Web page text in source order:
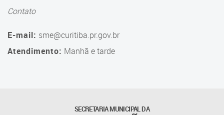
a Educação Especial - SITES
Tecnologia
Contato
E-mail: sme@curitiba.pr.gov.br
Atendimento: Manhã e tarde
SECRETARIA MUNICIPAL DA